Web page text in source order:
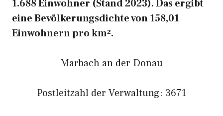
1.688 Einwohner (Stand 2023). Das ergibt
eine Bevölkerungsdichte von 158,01
Einwohnern pro km².
Marbach an der Donau
Postleitzahl der Verwaltung: 3671